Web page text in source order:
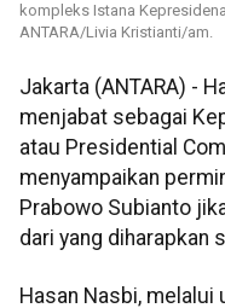
kompleks Istana
ANTARA/Livia Kristianti/am.
Jakarta (ANTARA) -
menjabat sebagai
atau Presidential
menyampaikan
Prabowo Subianto
dari yang diharapkan
Hasan Nasbi, melalui